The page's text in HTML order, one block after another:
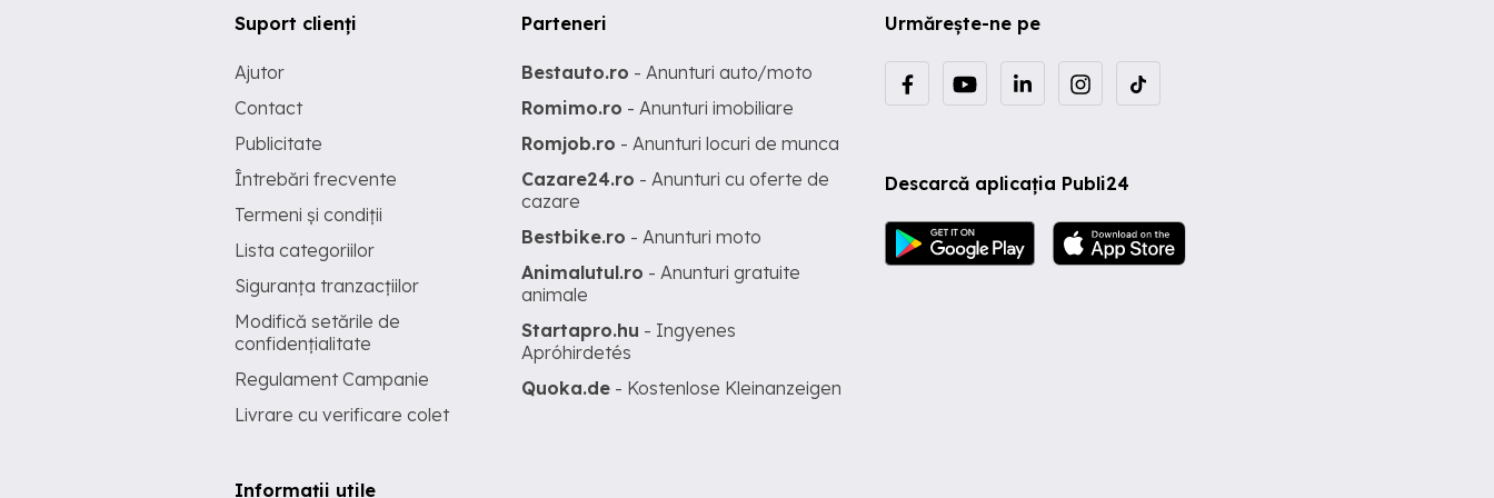
Urmărește-ne pe
Descarcă aplicația Publi24
Suport clienți
Ajutor
Contact
Publicitate
Întrebări frecvente
Termeni și condiții
Lista categoriilor
Siguranța tranzacțiilor
Modifică setările de
confidențialitate
Regulament Campanie
Livrare cu verificare colet
Informații utile
Parteneri
Bestauto.ro - Anunturi auto/moto
Romimo.ro - Anunturi imobiliare
Romjob.ro - Anunturi locuri de munca
Cazare24.ro - Anunturi cu oferte de
cazare
Bestbike.ro - Anunturi moto
Animalutul.ro - Anunturi gratuite
animale
Startapro.hu - Ingyenes
Apróhirdetés
Quoka.de - Kostenlose Kleinanzeigen